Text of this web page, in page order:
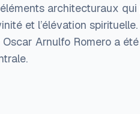
architecturaux
et l’élévation spirituelle.
Arnulfo Romero a